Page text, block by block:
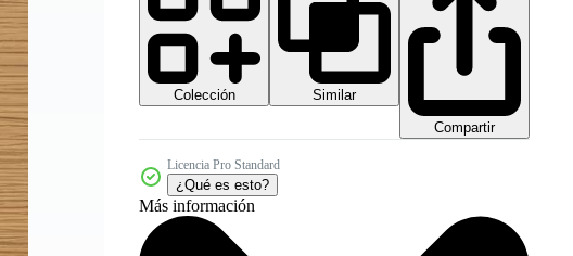
Colección
Similar
Compartir
Licencia Pro Standard
¿Qué es esto?
Más información